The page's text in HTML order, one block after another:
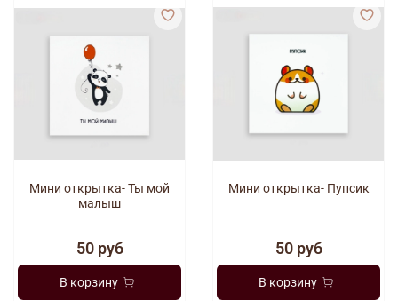
Мини открытка- Ты мой
малыш
50 руб
В корзину
Мини открытка- Пупсик
50 руб
В корзину